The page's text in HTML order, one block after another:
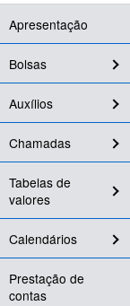
Apresentação
Bolsas
Auxílios
Chamadas
Tabelas de
valores
Calendários
Prestação de
contas